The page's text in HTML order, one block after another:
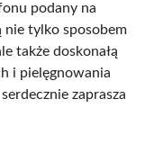
podany na
nie tylko sposobem
także doskonałą
i pielęgnowania
zaprasza